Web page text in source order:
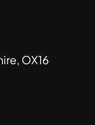
OX16